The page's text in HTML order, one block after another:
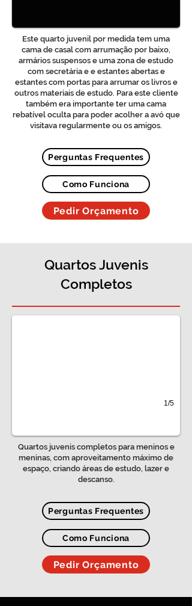
Este quarto juvenil por medida tem uma
cama de casal com arrumação por baixo,
armários suspensos e uma zona de estudo
com secretária e e estantes abertas e
estantes com portas para arrumar os livros e
outros materiais de estudo. Para este cliente
também era importante ter uma cama
rebatível oculta para poder acolher a avó que
visitava regularmente ou os amigos.
Perguntas Frequentes
Como Funciona
Pedir Orçamento
Quartos Juvenis
Completos
Quarto juvenil completo para menina
1/5
Quartos juvenis completos para meninos e
meninas, com aproveitamento máximo de
espaço, criando áreas de estudo, lazer e
descanso.
Perguntas Frequentes
Como Funciona
Pedir Orçamento